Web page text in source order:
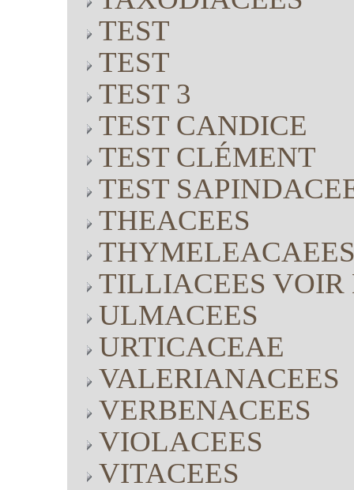
TEST
TEST
TEST 3
TEST CANDICE
TEST CLÉMENT
TEST
THEACEES
TILLIACEES VOIR
ULMACEES
URTICACEAE
VALERIANACEES
VERBENACEES
VIOLACEES
VITACEES